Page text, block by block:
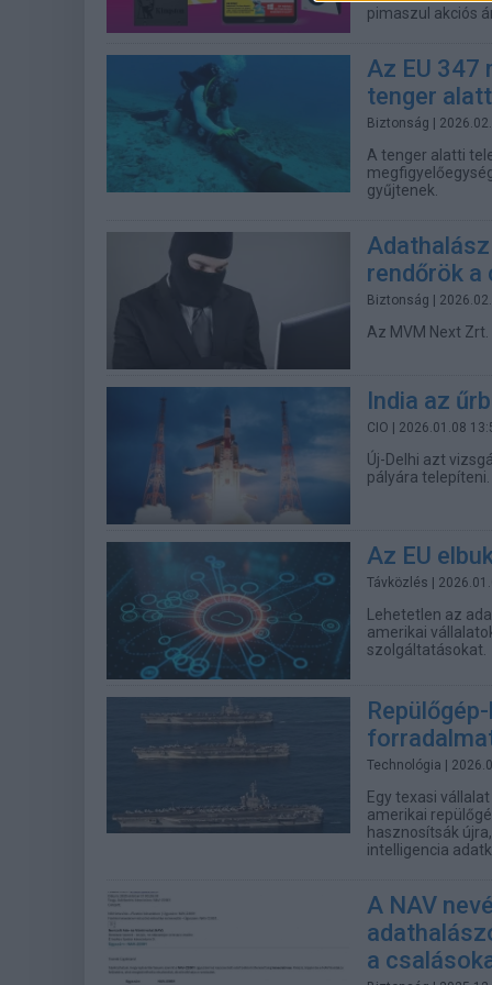
pimaszul akciós
Az EU 347
tenger
Biztonság |
A tenger alatti
gyűjtenek.
rendőrök a
Biztonság |
Az MVM Next
India az
CIO | 2026.01.08
Új-Delhi azt
pályára telepíteni.
Az EU
Távközlés |
Lehetetlen az
amerikai
szolgáltatásokat.
Technológia |
Egy texasi
amerikai
hasznosítsák
intelligencia
A NAV
a